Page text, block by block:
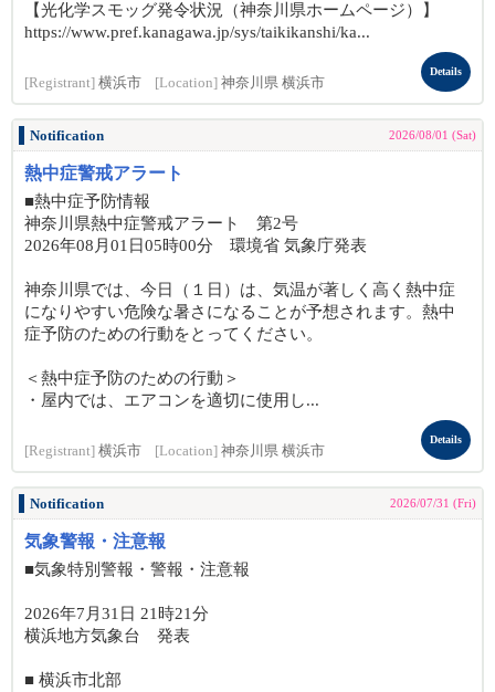
【光化学スモッグ発令状況（神奈川県ホームページ）】
https://www.pref.kanagawa.jp/sys/taikikanshi/ka...
[Registrant] 横浜市 [Location] 神奈川県 横浜市
Details
Notification 2026/08/01 (Sat)
熱中症警戒アラート
■熱中症予防情報
神奈川県熱中症警戒アラート 第2号
2026年08月01日05時00分 環境省 気象庁発表
神奈川県では、今日（１日）は、気温が著しく高く熱中症
になりやすい危険な暑さになることが予想されます。熱中
症予防のための行動をとってください。
＜熱中症予防のための行動＞
・屋内では、エアコンを適切に使用し...
[Registrant] 横浜市 [Location] 神奈川県 横浜市
Details
Notification 2026/07/31 (Fri)
気象警報・注意報
■気象特別警報・警報・注意報
2026年7月31日 21時21分
横浜地方気象台 発表
■ 横浜市北部